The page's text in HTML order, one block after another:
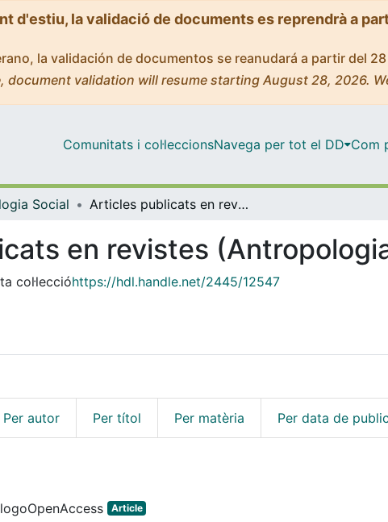
d'estiu, la validació de documents es reprendrà a
la validación de documentos se reanudará a partir del
document validation will resume starting August 28, 2026.
Comunitats i col·leccionsNavega per tot el DD Com
Social Articles publicats en revistes (Antropologia Social)
en revistes
col·leccióhttps://hdl.handle.net/2445/12547
Per autor Per títol Per matèria Per data de
Article